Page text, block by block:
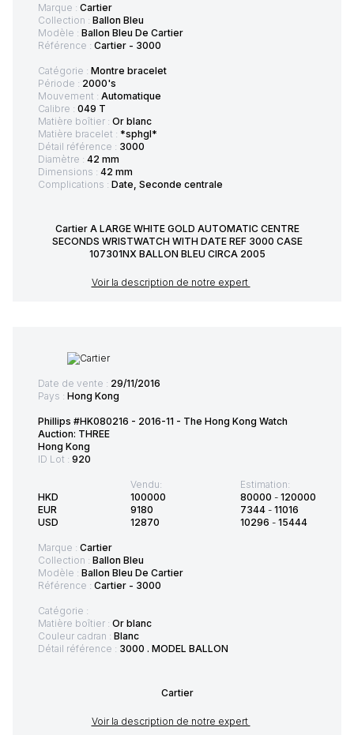
Marque : Cartier
Collection : Ballon Bleu
Modèle : Ballon Bleu De Cartier
Référence : Cartier - 3000
Catégorie : Montre bracelet
Période : 2000's
Mouvement : Automatique
Calibre : 049 T
Matière boîtier : Or blanc
Matière bracelet : *sphgl*
Détail référence : 3000
Diamètre : 42 mm
Dimensions : 42 mm
Complications : Date, Seconde centrale
Cartier A LARGE WHITE GOLD AUTOMATIC CENTRE
SECONDS WRISTWATCH WITH DATE REF 3000 CASE
107301NX BALLON BLEU CIRCA 2005
Voir la description de notre expert
Date de vente : 29/11/2016
Pays : Hong Kong
Phillips #HK080216 - 2016-11 - The Hong Kong Watch
Auction: THREE
Hong Kong
ID Lot : 920
HKD
EUR
USD
Vendu:
100000
9180
12870
Estimation:
80000 - 120000
7344 - 11016
10296 - 15444
Marque : Cartier
Collection : Ballon Bleu
Modèle : Ballon Bleu De Cartier
Référence : Cartier - 3000
Catégorie :
Matière boîtier : Or blanc
Couleur cadran : Blanc
Détail référence : 3000 . MODEL BALLON
Cartier
Voir la description de notre expert